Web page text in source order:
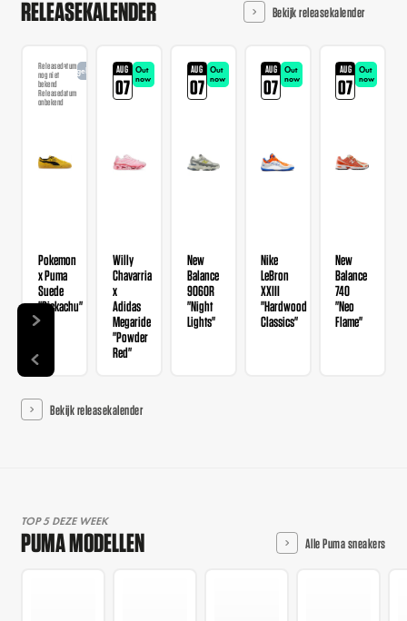
RELEASEKALENDER Bekijk releasekalender
Releasedatum
nog niet
bekend
Releasedatum
onbekend
Aangekondigd
Pokemon
x Puma
Suede
"Pickachu"
AUG
07
Out
now
Willy
Chavarria
x
Adidas
Megaride
"Powder
Red"
AUG
07
Out
now
New
Balance
9060R
"Night
Lights"
AUG
07
Out
now
Nike
LeBron
XXIII
"Hardwood
Classics"
AUG
07
Out
now
New
Balance
740
"Neo
Flame"
Bekijk releasekalender
TOP 5 DEZE WEEK
PUMA MODELLEN Alle Puma sneakers